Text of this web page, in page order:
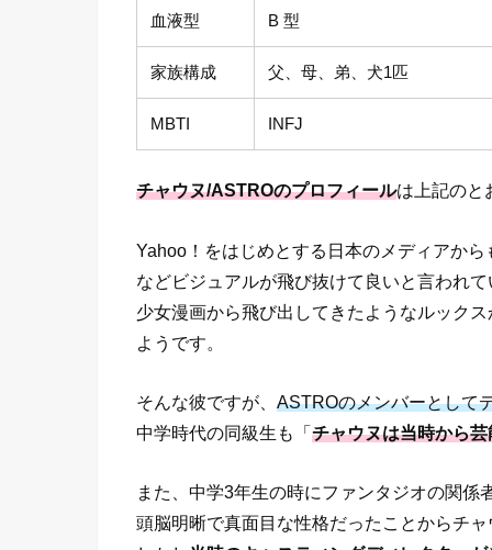
血液型 B 型
家族構成 父、母、弟、犬1匹
MBTI INFJ
チャウヌ/ASTROのプロフィールは上記のと
Yahoo！をはじめとする日本のメディアから
などビジュアルが飛び抜けて良いと言われて
少女漫画から飛び出してきたようなルックス
ようです。
そんな彼ですが、 ASTROのメンバーとして
中学時代の同級生も「チャウヌは当時から
また、中学3年生の時にファンタジオの関係
頭脳明晰で真面目な性格だったことからチ